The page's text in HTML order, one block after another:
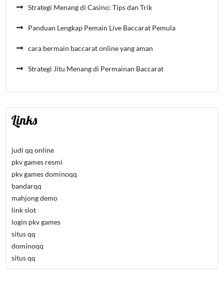
Strategi Menang di Casino: Tips dan Trik
Panduan Lengkap Pemain Live Baccarat Pemula
cara bermain baccarat online yang aman
Strategi Jitu Menang di Permainan Baccarat
Links
judi qq online
pkv games resmi
pkv games dominoqq
bandarqq
mahjong demo
link slot
login pkv games
situs qq
dominoqq
situs qq